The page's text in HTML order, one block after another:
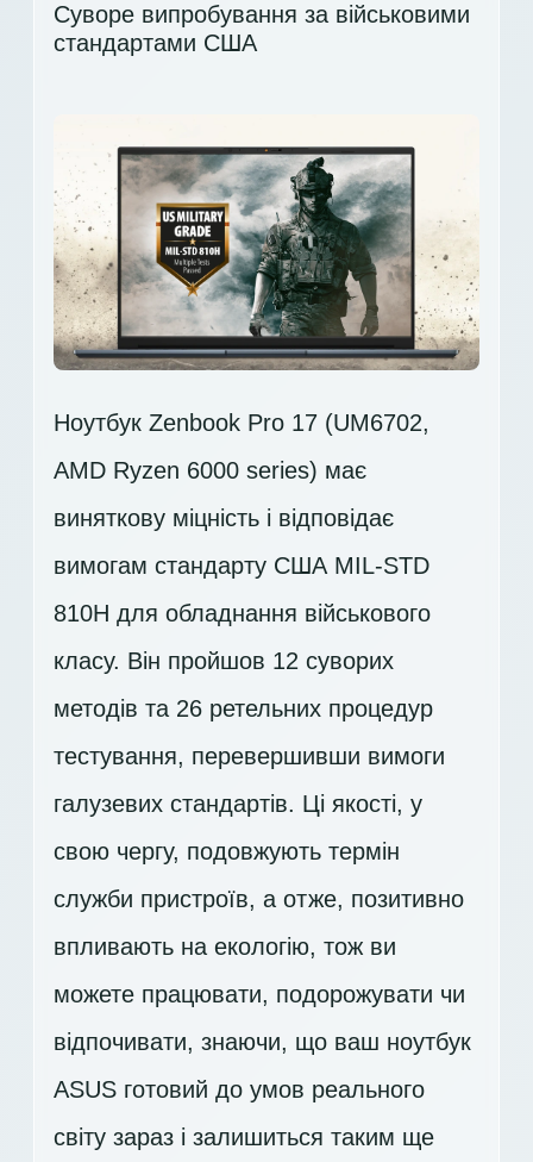
Суворе випробування за військовими
стандартами США
Ноутбук Zenbook Pro 17 (UM6702,
AMD Ryzen 6000 series) має
виняткову міцність і відповідає
вимогам стандарту США MIL-STD
810H для обладнання військового
класу. Він пройшов 12 суворих
методів та 26 ретельних процедур
тестування, перевершивши вимоги
галузевих стандартів. Ці якості, у
свою чергу, подовжують термін
служби пристроїв, а отже, позитивно
впливають на екологію, тож ви
можете працювати, подорожувати чи
відпочивати, знаючи, що ваш ноутбук
ASUS готовий до умов реального
світу зараз і залишиться таким ще